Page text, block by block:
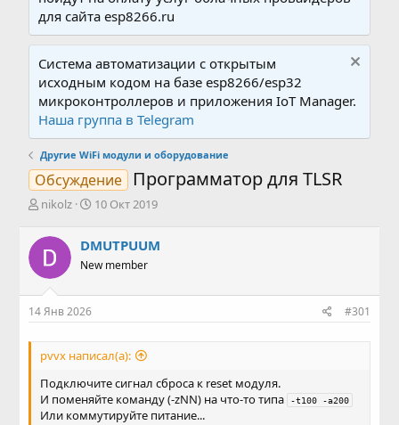
для сайта esp8266.ru
Система автоматизации с открытым
исходным кодом на базе esp8266/esp32
микроконтроллеров и приложения IoT Manager.
Наша группа в Telegram
Другие WiFi модули и оборудование
Обсуждение Программатор для TLSR
А
т
о
р
т
е
м
nikolz
Д
а
н
ч
10 Окт 2019
DMUTPUUM
New member
14 Янв 2026 #301
pvvx написал(а):
Подключите сигнал сброса к reset модуля.
И поменяйте команду (-zNN) на что-то типа
-t100 -a200
Или коммутируйте питание...